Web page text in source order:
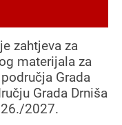
zahtjeva za
materijala za
Grada
Grada Drniša
2027.